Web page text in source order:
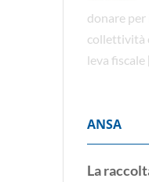
donare per
collettività
leva fiscale
ANSA
La